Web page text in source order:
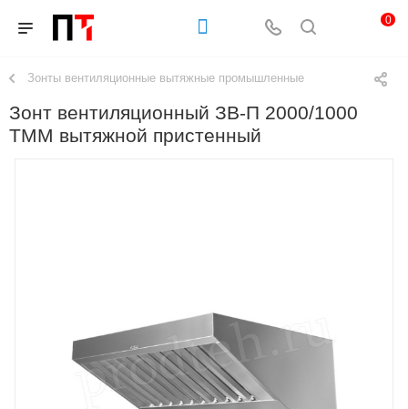
0
Зонты вентиляционные вытяжные промышленные
Зонт вентиляционный ЗВ-П 2000/1000
ТММ вытяжной пристенный